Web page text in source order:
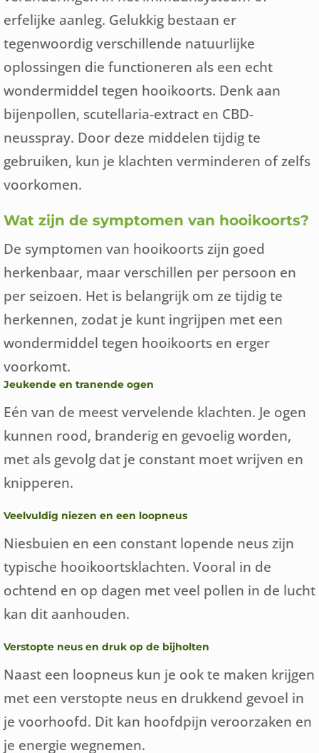
erfelijke aanleg. Gelukkig bestaan er
tegenwoordig verschillende natuurlijke
oplossingen die functioneren als een echt
wondermiddel tegen hooikoorts. Denk aan
bijenpollen, scutellaria-extract en CBD-
neusspray. Door deze middelen tijdig te
gebruiken, kun je klachten verminderen of zelfs
voorkomen.
Wat zijn de symptomen van hooikoorts?
De symptomen van hooikoorts zijn goed
herkenbaar, maar verschillen per persoon en
per seizoen. Het is belangrijk om ze tijdig te
herkennen, zodat je kunt ingrijpen met een
wondermiddel tegen hooikoorts en erger
voorkomt.
Jeukende en tranende ogen
Eén van de meest vervelende klachten. Je ogen
kunnen rood, branderig en gevoelig worden,
met als gevolg dat je constant moet wrijven en
knipperen.
Veelvuldig niezen en een loopneus
Niesbuien en een constant lopende neus zijn
typische hooikoortsklachten. Vooral in de
ochtend en op dagen met veel pollen in de lucht
kan dit aanhouden.
Verstopte neus en druk op de bijholten
Naast een loopneus kun je ook te maken krijgen
met een verstopte neus en drukkend gevoel in
je voorhoofd. Dit kan hoofdpijn veroorzaken en
je energie wegnemen.